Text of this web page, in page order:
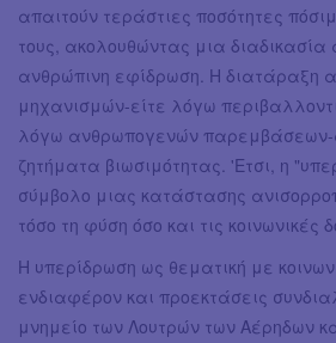
απαιτούν τεράστιες ποσότητες
τους, ακολουθώντας μια
ανθρώπινη εφίδρωση. Η διατάραξη
μηχανισμών-είτε λόγω
λόγω ανθρωπογενών παρεμβάσεων-
ζητήματα βιωσιμότητας. 'Ετσι, η
σύμβολο μιας κατάστασης
τόσο τη φύση όσο και τις κοινωνικές
Η υπερίδρωση ως θεματική με
ενδιαφέρον και προεκτάσεις
μνημείο των Λουτρών των Αέρηδων